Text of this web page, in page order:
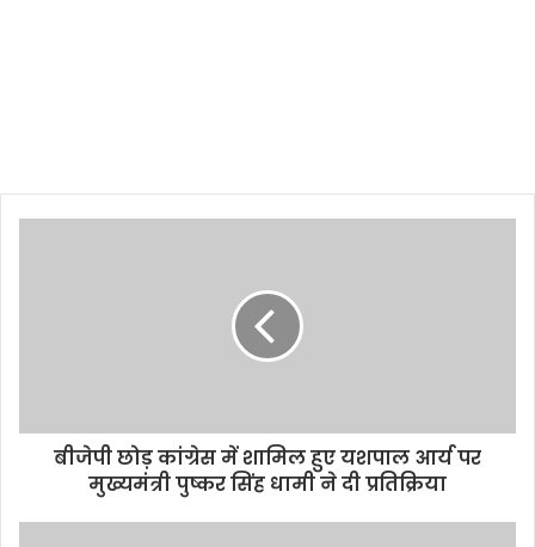
बीजेपी छोड़ कांग्रेस में शामिल हुए यशपाल आर्य पर
मुख्यमंत्री पुष्कर सिंह धामी ने दी प्रतिक्रिया